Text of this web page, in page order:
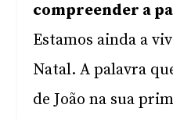
compreender a
Estamos ainda a
Natal. A palavra
de João na sua